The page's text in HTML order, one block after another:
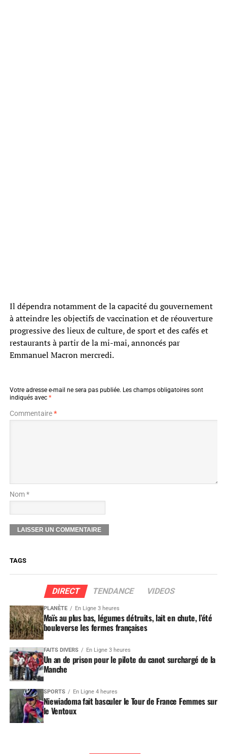
Il dépendra notamment de la capacité du gouvernement
à atteindre les objectifs de vaccination et de réouverture
progressive des lieux de culture, de sport et des cafés et
restaurants à partir de la mi-mai, annoncés par
Emmanuel Macron mercredi.
Votre adresse e-mail ne sera pas publiée. Les champs obligatoires sont
indiqués avec *
Commentaire*
Nom *
TAGS
DIRECT TENDANCE VIDEOS
PLANÈTE En Ligne 3 heures
Maïs au plus bas, légumes détruits, lait en chute, l’été
bouleverse les fermes françaises
FAITS DIVERS En Ligne 3 heures
Un an de prison pour le pilote du canot surchargé de la
Manche
SPORTS En Ligne 4 heures
Niewiadoma fait basculer le Tour de France Femmes sur
le Ventoux